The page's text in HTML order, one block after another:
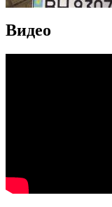
Видео